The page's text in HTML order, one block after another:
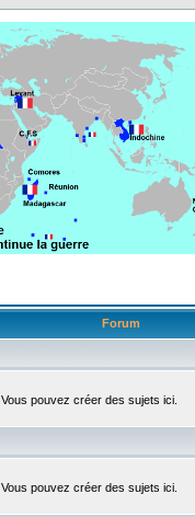
Forum
pouvez créer des sujets ici.
pouvez créer des sujets ici.